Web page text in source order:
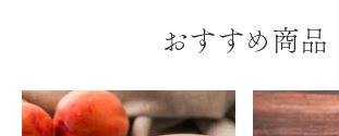
おすすめ商品